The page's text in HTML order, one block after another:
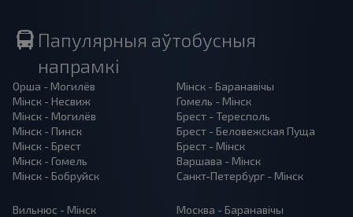
Папулярныя аўтобусныя
напрамкі
Орша - Могилёв
Мінск - Несвиж
Мінск - Могилёв
Мінск - Пинск
Мінск - Брест
Мінск - Гомель
Мінск - Бобруйск
Мінск - Баранавiчы
Гомель - Мінск
Брест - Тересполь
Брест - Беловежская Пуща
Брест - Мінск
Варшава - Мінск
Санкт-Петербург - Мінск
Вильнюс - Мінск
Москва - Баранавiчы